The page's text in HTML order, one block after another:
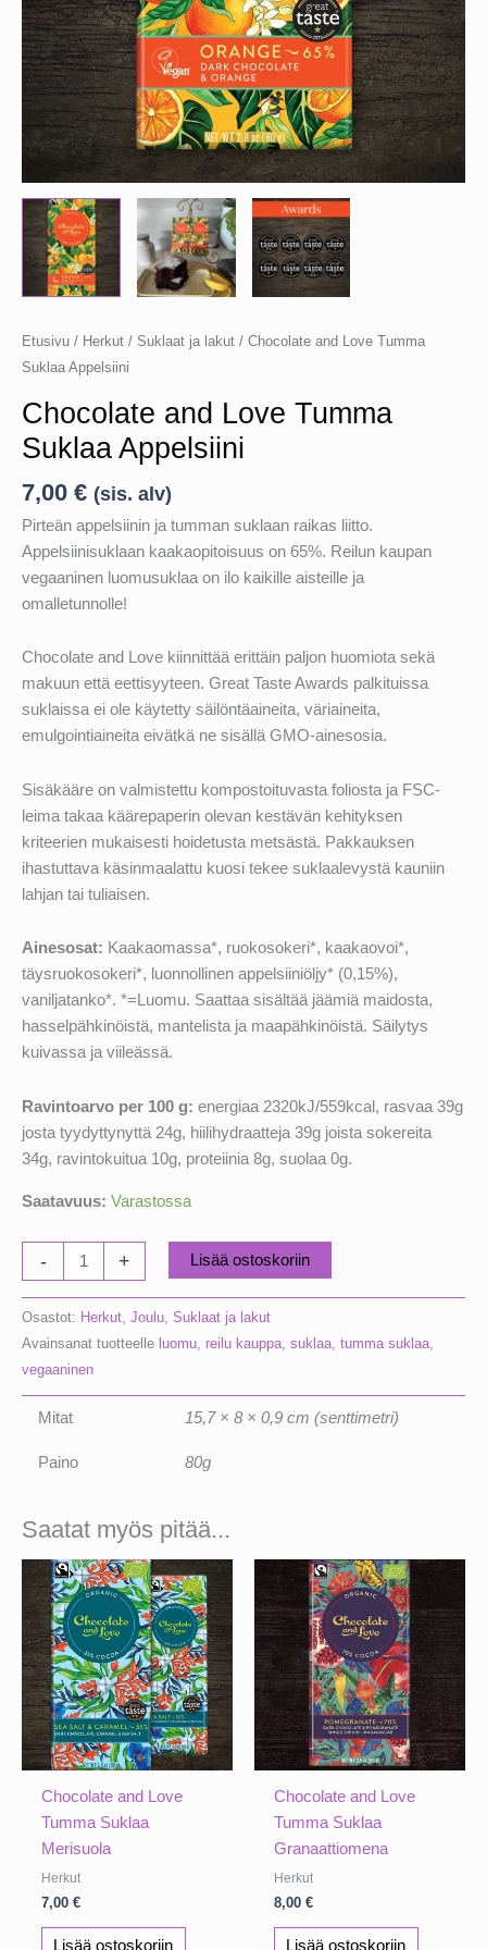
Etusivu / Herkut / Suklaat ja lakut / Chocolate and Love Tumma
Suklaa Appelsiini
Chocolate and Love Tumma
Suklaa Appelsiini
7,00 € (sis. alv)
Pirteän appelsiinin ja tumman suklaan raikas liitto.
Appelsiinisuklaan kaakaopitoisuus on 65%. Reilun kaupan
vegaaninen luomusuklaa on ilo kaikille aisteille ja
omalletunnolle!
Chocolate and Love kiinnittää erittäin paljon huomiota sekä
makuun että eettisyyteen. Great Taste Awards palkituissa
suklaissa ei ole käytetty säilöntäaineita, väriaineita,
emulgointiaineita eivätkä ne sisällä GMO-ainesosia.
Sisäkääre on valmistettu kompostoituvasta foliosta ja FSC-
leima takaa käärepaperin olevan kestävän kehityksen
kriteerien mukaisesti hoidetusta metsästä. Pakkauksen
ihastuttava käsinmaalattu kuosi tekee suklaalevystä kauniin
lahjan tai tuliaisen.
Ainesosat: Kaakaomassa*, ruokosokeri*, kaakaovoi*,
täysruokosokeri*, luonnollinen appelsiiniöljy* (0,15%),
vaniljatanko*. *=Luomu. Saattaa sisältää jäämiä maidosta,
hasselpähkinöistä, mantelista ja maapähkinöistä. Säilytys
kuivassa ja viileässä.
Ravintoarvo per 100 g: energiaa 2320kJ/559kcal, rasvaa 39g
josta tyydyttynyttä 24g, hiilihydraatteja 39g joista sokereita
34g, ravintokuitua 10g, proteiinia 8g, suolaa 0g.
Saatavuus: Varastossa
-
Chocolate
and
määrä
+ Lisää ostoskoriin
Osastot: Herkut, Joulu, Suklaat ja lakut
Avainsanat tuotteelle luomu, reilu kauppa, suklaa, tumma suklaa,
vegaaninen
Mitat 15,7 × 8 × 0,9 cm (senttimetri)
Paino 80g
Saatat myös pitää...
Chocolate and Love
Tumma Suklaa
Merisuola
Herkut
7,00 €
Lisää ostoskoriin
Chocolate and Love
Tumma Suklaa
Granaattiomena
Herkut
8,00 €
Lisää ostoskoriin